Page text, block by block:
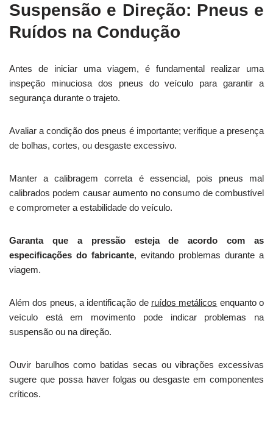
Suspensão e Direção: Pneus e
Ruídos na Condução
Antes de iniciar uma viagem, é fundamental realizar uma
inspeção minuciosa dos pneus do veículo para garantir a
segurança durante o trajeto.
Avaliar a condição dos pneus é importante; verifique a presença
de bolhas, cortes, ou desgaste excessivo.
Manter a calibragem correta é essencial, pois pneus mal
calibrados podem causar aumento no consumo de combustível
e comprometer a estabilidade do veículo.
Garanta que a pressão esteja de acordo com as
especificações do fabricante, evitando problemas durante a
viagem.
Além dos pneus, a identificação de ruídos metálicos enquanto o
veículo está em movimento pode indicar problemas na
suspensão ou na direção.
Ouvir barulhos como batidas secas ou vibrações excessivas
sugere que possa haver folgas ou desgaste em componentes
críticos.